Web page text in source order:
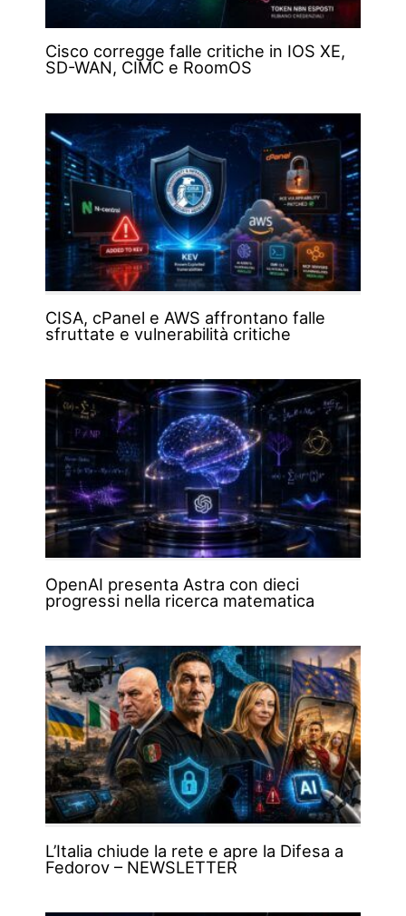
Cisco corregge falle critiche in IOS XE,
SD-WAN, CIMC e RoomOS
CISA, cPanel e AWS affrontano falle
sfruttate e vulnerabilità critiche
OpenAI presenta Astra con dieci
progressi nella ricerca matematica
L’Italia chiude la rete e apre la Difesa a
Fedorov – NEWSLETTER